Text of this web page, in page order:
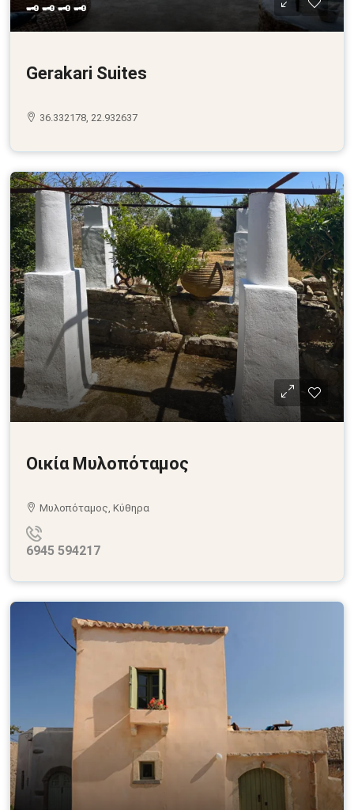
🗝 🗝 🗝 🗝
Gerakari Suites
36.332178, 22.932637
Οικία Μυλοπόταμος
Μυλοπόταμος, Κύθηρα
6945 594217